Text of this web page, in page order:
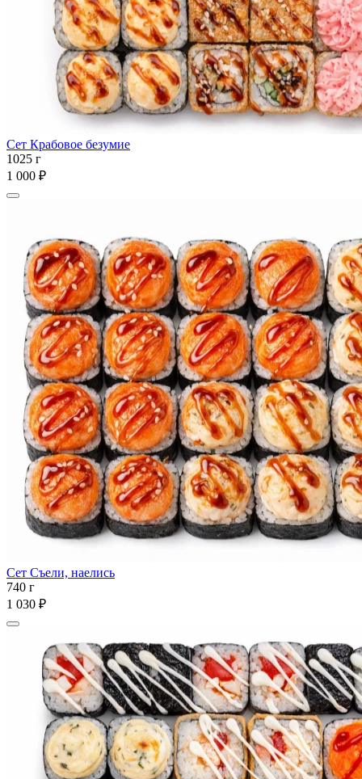
Сет Крабовое безумие
1025 г
1 000 ₽
Сет Съели, наелись
740 г
1 030 ₽